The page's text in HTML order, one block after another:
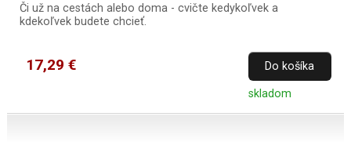
Či už na cestách alebo doma - cvičte kedykoľvek a
kdekoľvek budete chcieť.
17,29 € Do košíka
skladom